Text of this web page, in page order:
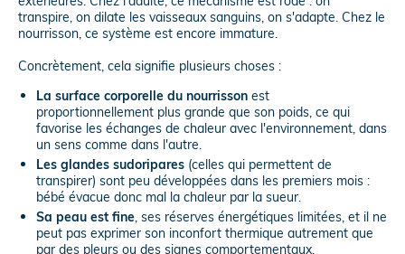
transpire, on dilate les vaisseaux sanguins, on s'adapte. Chez le
nourrisson, ce système est encore immature.
Concrètement, cela signifie plusieurs choses :
La surface corporelle du nourrisson est
proportionnellement plus grande que son poids, ce qui
favorise les échanges de chaleur avec l'environnement, dans
un sens comme dans l'autre.
Les glandes sudoripares (celles qui permettent de
transpirer) sont peu développées dans les premiers mois :
bébé évacue donc mal la chaleur par la sueur.
Sa peau est fine, ses réserves énergétiques limitées, et il ne
peut pas exprimer son inconfort thermique autrement que
par des pleurs ou des signes comportementaux.